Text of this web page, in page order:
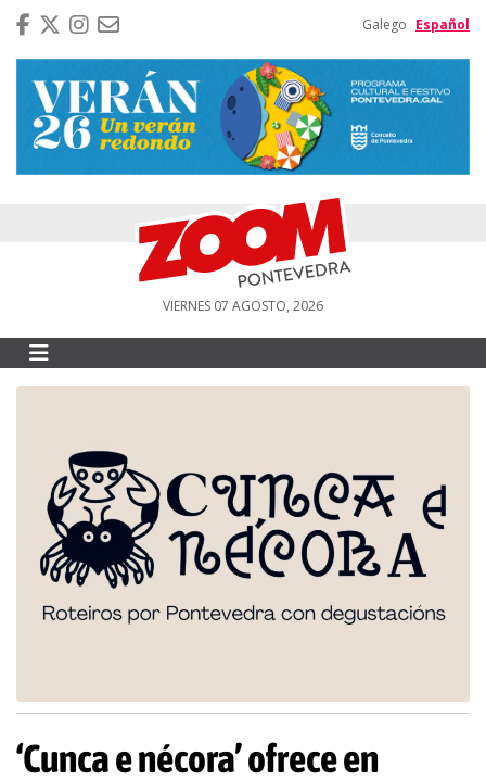
Galego Español
VIERNES 07 AGOSTO, 2026
‘Cunca e nécora’ ofrece en